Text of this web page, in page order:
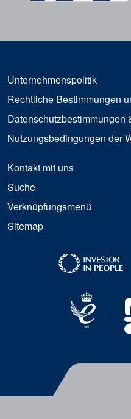
Unternehmenspolitik
Rechtliche Bestimmungen
Datenschutzbestimmungen
Nutzungsbedingungen der
Kontakt mit uns
Suche
Verknüpfungsmenü
Sitemap